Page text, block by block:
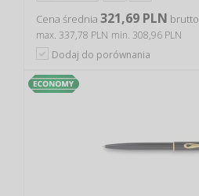
Cena średnia 321,69 PLN brutto
max. 337,78 PLN min. 308,96 PLN
Dodaj do porównania